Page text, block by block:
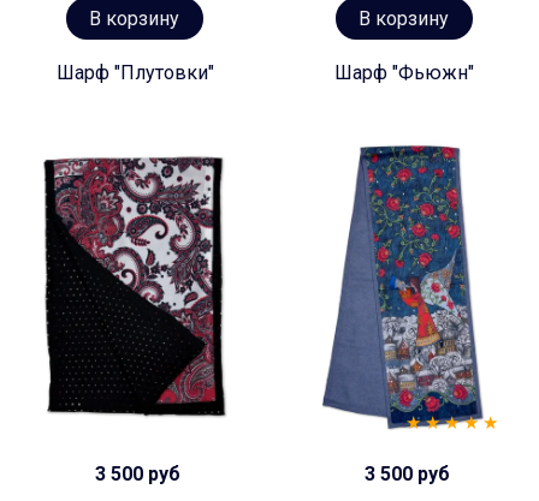
В корзину
Шарф "Плутовки"
В корзину
Шарф "Фьюжн"
3 500 руб 3 500 руб